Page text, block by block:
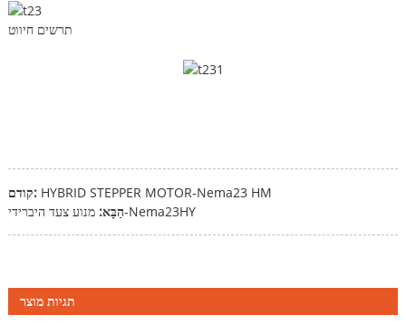
תרשים חיווט
קודם: HYBRID STEPPER MOTOR-Nema23 HM
הַבָּא:מנוע צעד היברידי-Nema23HY
תגיות מוצר